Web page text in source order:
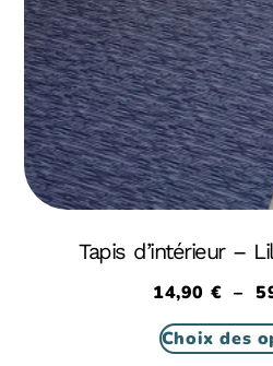
Tapis d’intérieur –
14,90 € –
Choix des